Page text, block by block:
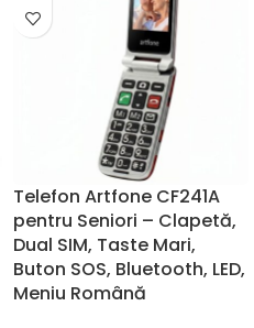
Telefon Artfone CF241A
pentru Seniori – Clapetă,
Dual SIM, Taste Mari,
Buton SOS, Bluetooth, LED,
Meniu Română